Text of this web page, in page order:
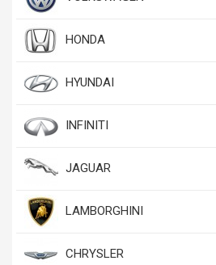
HONDA
HYUNDAI
INFINITI
JAGUAR
LAMBORGHINI
CHRYSLER